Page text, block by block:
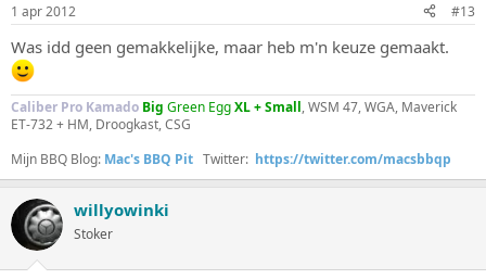
1 apr 2012 #13
Was idd geen gemakkelijke, maar heb m'n keuze gemaakt.
Caliber Pro Kamado Big Green EggXL + Small, WSM 47, WGA, Maverick
ET-732 + HM, Droogkast, CSG
Mijn BBQ Blog: Mac's BBQ Pit Twitter: https://twitter.com/macsbbqp
willyowinki
Stoker